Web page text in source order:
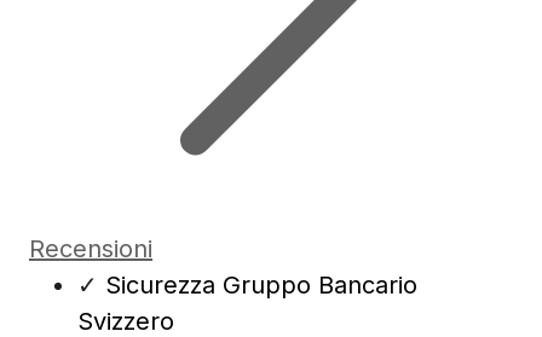
Recensioni
✓ Sicurezza Gruppo Bancario
Svizzero